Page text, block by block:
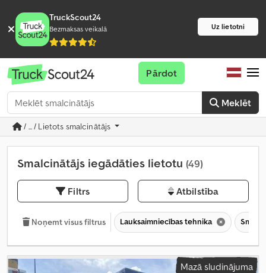
TruckScout24
Bezmaksas veikalā Uz lietotni
Meklēt
Pārdot
/ ... / Lietots smalcinātājs
Smalcinātājs iegādāties lietotu (49)
Filtrs Atbilstība
Noņemt visus filtrus Lauksaimniecības tehnika
Mazā sludinājuma